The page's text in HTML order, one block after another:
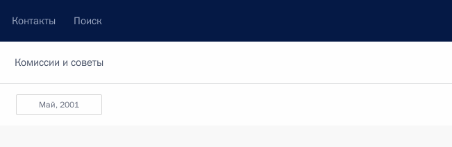
Контакты Поиск
Комиссии и советы
май, 2001